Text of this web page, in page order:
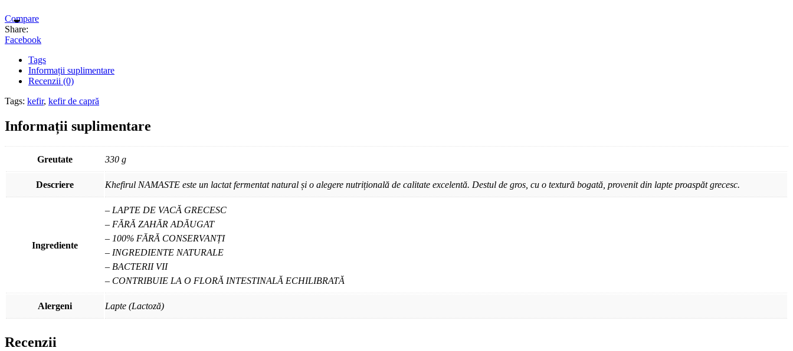
Compare
Share:
Facebook
Tags
Informații suplimentare
Recenzii (0)
Tags: kefir, kefir de capră
Informații suplimentare
Greutate 330 g
Descriere Khefirul NAMASTE este un lactat fermentat natural și o alegere nutrițională de calitate excelentă. Destul de gros, cu o textură bogată, provenit din lapte proaspăt grecesc.
Ingrediente
– LAPTE DE VACĂ GRECESC
– FĂRĂ ZAHĂR ADĂUGAT
– 100% FĂRĂ CONSERVANȚI
– INGREDIENTE NATURALE
– BACTERII VII
– CONTRIBUIE LA O FLORĂ INTESTINALĂ ECHILIBRATĂ
Alergeni Lapte (Lactoză)
Recenzii